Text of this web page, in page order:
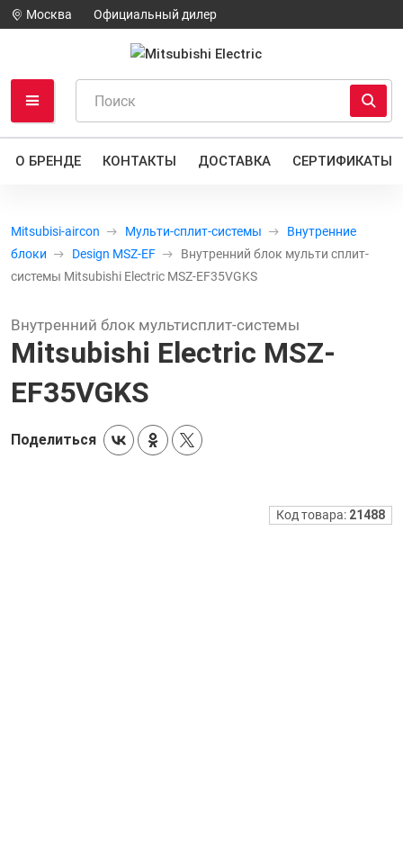
Москва Официальный дилер
О БРЕНДЕ КОНТАКТЫ ДОСТАВКА СЕРТИФИКАТЫ
Mitsubisi-aircon Мульти-сплит-системы
Внутренние
блоки
Design MSZ-EF
Внутренний блок мульти сплит-
системы Mitsubishi Electric MSZ-EF35VGKS
Внутренний блок мультисплит-системы
Mitsubishi Electric MSZ-
EF35VGKS
Поделиться
Код товара: 21488